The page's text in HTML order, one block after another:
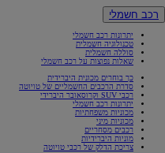
רכב חשמלי
יתרונות רכב חשמלי
טכנולוגיה חשמלית
סוללה חשמלית
שאלות נפוצות על רכב חשמלי
כך בוחרים מכונית היברידית
סדרת הרכבים החשמליים של טויוטה
רכבי SUV וקרוסאובר היברידי
יתרונות רכב חשמלי
מכוניות משפחתיות
מכוניות מיני
רכבים מסחריים
מוניות היברידיות
צריכת הדלק של רכבי טויוטה